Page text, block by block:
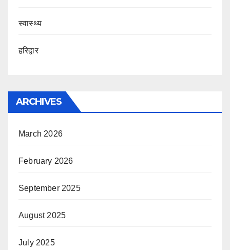
स्वास्थ्य
हरिद्वार
ARCHIVES
March 2026
February 2026
September 2025
August 2025
July 2025